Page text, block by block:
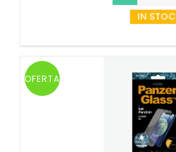
IN STOC
OFERTA